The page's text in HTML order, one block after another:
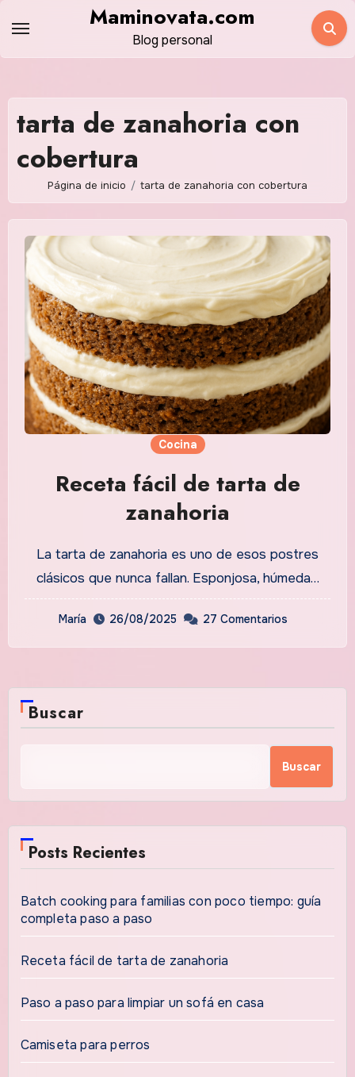
contenido
Maminovata.com
Blog personal
tarta de zanahoria con
cobertura
Página de inicio tarta de zanahoria con cobertura
Cocina
Receta fácil de tarta de
zanahoria
La tarta de zanahoria es uno de esos postres
clásicos que nunca fallan. Esponjosa, húmeda…
María 26/08/2025 27 Comentarios
Buscar
Buscar
Posts Recientes
Batch cooking para familias con poco tiempo: guía
completa paso a paso
Receta fácil de tarta de zanahoria
Paso a paso para limpiar un sofá en casa
Camiseta para perros